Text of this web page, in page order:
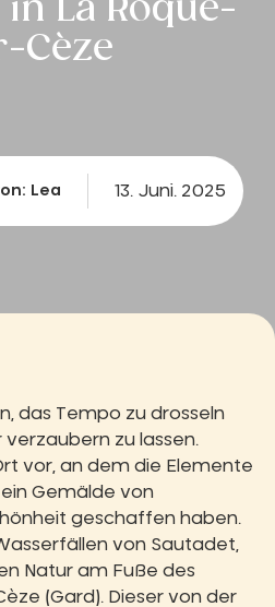
La Roque-
Cèze
Lea 13. Juni. 2025
das Tempo zu drosseln
zu lassen.
vor, an dem die Elemente
Gemälde von
geschaffen haben.
von Sautadet,
Natur am Fuße des
(Gard). Dieser von der